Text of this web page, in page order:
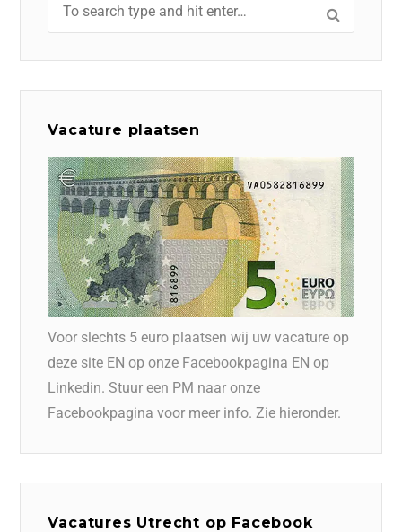
Vacature plaatsen
Voor slechts 5 euro plaatsen wij uw vacature op
deze site EN op onze Facebookpagina EN op
Linkedin. Stuur een PM naar onze
Facebookpagina voor meer info. Zie hieronder.
Vacatures Utrecht op Facebook